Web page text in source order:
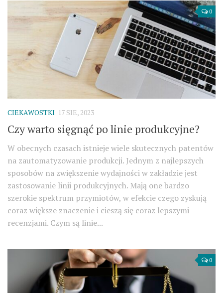
0
CIEKAWOSTKI 17 SIE, 2023
Czy warto sięgnąć po linie produkcyjne?
W obecnych czasach istnieje wiele skutecznych patentów
na zautomatyzowanie produkcji. Jednym z najlepszych
sposobów na zwiększenie wydajności w zakładzie jest
zastosowanie linii produkcyjnych. Mają one bardzo
szerokie spektrum przymiotów, w efekcie czego zyskują
coraz większe znaczenie i cieszą się coraz lepszymi
recenzjami. Czym są linie...
0